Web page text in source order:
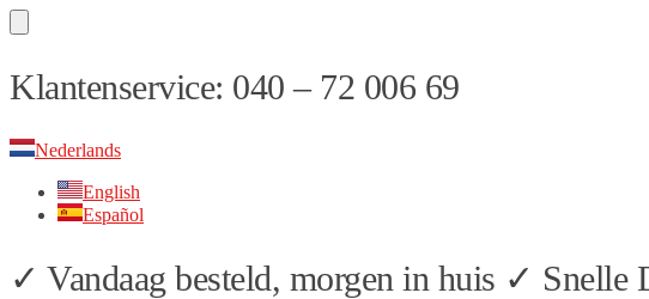
Skip
to
Skip
to
Klantenservice: 040 – 72 006 69
Nederlands
English
Español
✓ Vandaag besteld, morgen in huis ✓